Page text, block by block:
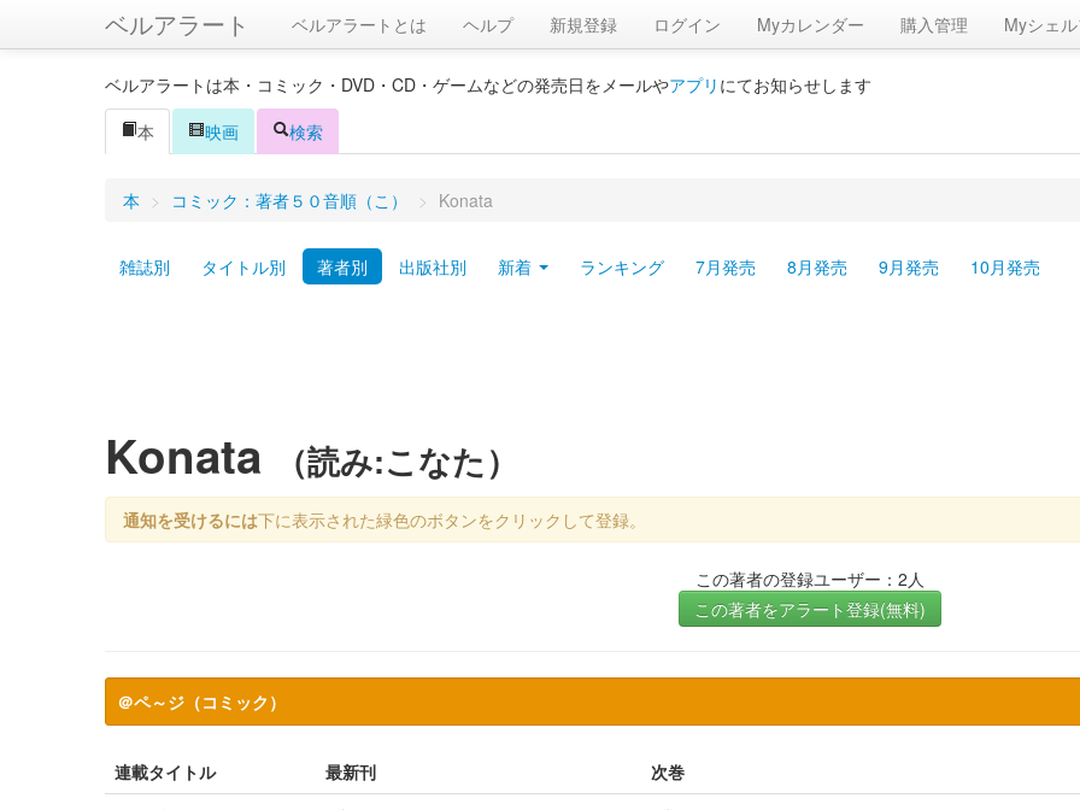
ベルアラート ベルアラートとは ヘルプ 新規登録 ログイン Myカレンダー 購入管理 Myシェル
ベルアラートは本・コミック・DVD・CD・ゲームなどの発売日をメールやアプリ にてお知らせします
本
映画 検索
本 > コミック：著者５０音順（こ） > Konata
雑誌別 タイトル別 著者別 出版社別 新着 ランキング 7月発売 8月発売 9月発売 10月発売
Konata （読み:こなた）
通知を受けるには下に表示された緑色のボタンをクリックして登録。
この著者の登録ユーザー：2人
この著者をアラート登録(無料)
＠ペ～ジ（コミック）
連載タイトル 最新刊
次巻